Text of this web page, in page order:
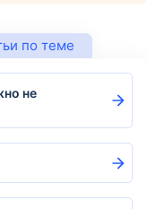
по теме
не